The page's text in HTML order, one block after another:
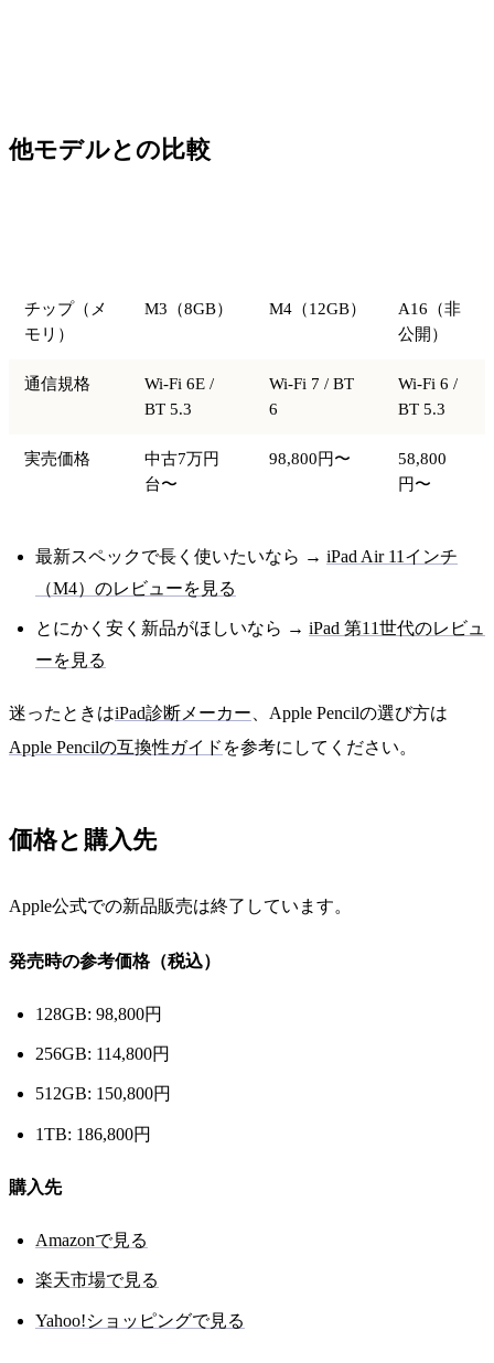
他モデルとの比較
チップ（メ
モリ）
M3（8GB） M4（12GB）
A16（非
公開）
通信規格
Wi-Fi 6E /
BT 5.3
Wi-Fi 7 / BT
6
Wi-Fi 6 /
BT 5.3
実売価格
中古7万円
台〜
98,800円〜
58,800
円〜
最新スペックで長く使いたいなら → iPad Air 11インチ
（M4）のレビューを見る
とにかく安く新品がほしいなら → iPad 第11世代のレビュ
ーを見る
迷ったときはiPad診断メーカー 、Apple Pencilの選び方は
Apple Pencilの互換性ガイド を参考にしてください。
価格と購入先
Apple公式での新品販売は終了しています。
発売時の参考価格（税込）
128GB: 98,800円
256GB: 114,800円
512GB: 150,800円
1TB: 186,800円
購入先
Amazonで見る
楽天市場で見る
Yahoo!ショッピングで見る